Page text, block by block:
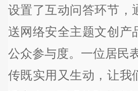
设置了互动问答环节，
送网络安全主题文创产
公众参与度。一位居民
传既实用又生动，让我